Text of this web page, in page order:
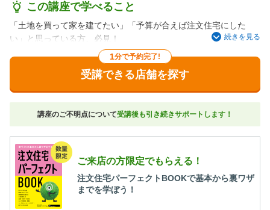
この講座で学べること
「土地を買って家を建てたい」「予算が合えば注文住宅にした
い」と思っている方、必見！
住宅展示場・不動産会社に行く前にチェック！！
土地契約前の注意点、総予算の出し方、建築会社を選ぶ方法…。
これだけは知っておきたい、家づくりのダンドリ、お金、すべて
教えます。建売住宅やマンションと比較したい方もOK、住宅タイ
プの検討からサポート。
「子どもが小さいから、短時間で効率よく学べてよかった！」と
をこれから始める方は、まずこちらへお越しください。
続きを見る
1分で予約完了!
受講できる店舗を探す
講座のご不明点について受講後も引き続きサポートします！
ご来店の方限定でもらえる！
注文住宅パーフェクトBOOKで基本から裏ワザ
までを学ぼう！